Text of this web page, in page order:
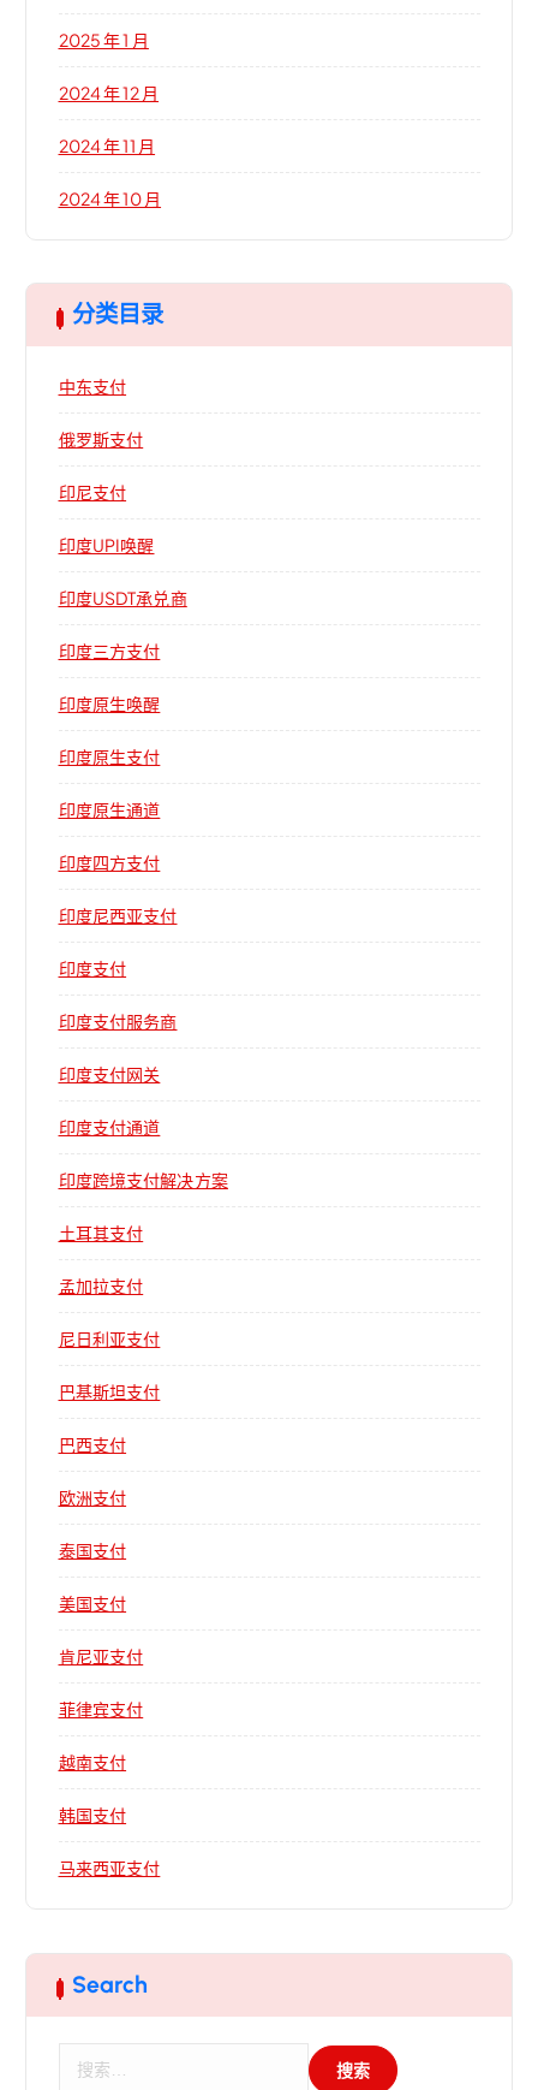
2025 年 1 月
2024 年 12 月
2024 年 11 月
2024 年 10 月
分类目录
中东支付
俄罗斯支付
印尼支付
印度UPI唤醒
印度USDT承兑商
印度三方支付
印度原生唤醒
印度原生支付
印度原生通道
印度四方支付
印度尼西亚支付
印度支付
印度支付服务商
印度支付网关
印度支付通道
印度跨境支付解决方案
土耳其支付
孟加拉支付
尼日利亚支付
巴基斯坦支付
巴西支付
欧洲支付
泰国支付
美国支付
肯尼亚支付
菲律宾支付
越南支付
韩国支付
马来西亚支付
Search